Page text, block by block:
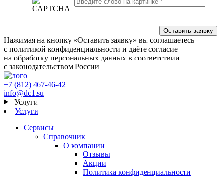
Нажимая на кнопку «Оставить заявку» вы соглашаетесь
с политикой конфиденциальности и даёте согласие
на обработку персональных данных в соответствии
с законодательством России
+7 (812) 467-46-42
info@dc1.su
Услуги
Услуги
Сервисы
Справочник
О компании
Отзывы
Акции
Политика конфиденциальности